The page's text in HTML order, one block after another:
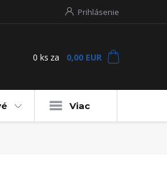
Prihlásenie
0 ks za 0,00 EUR
Viac